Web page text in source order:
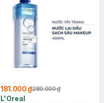
181.000 ₫289.000 ₫
L'Oreal